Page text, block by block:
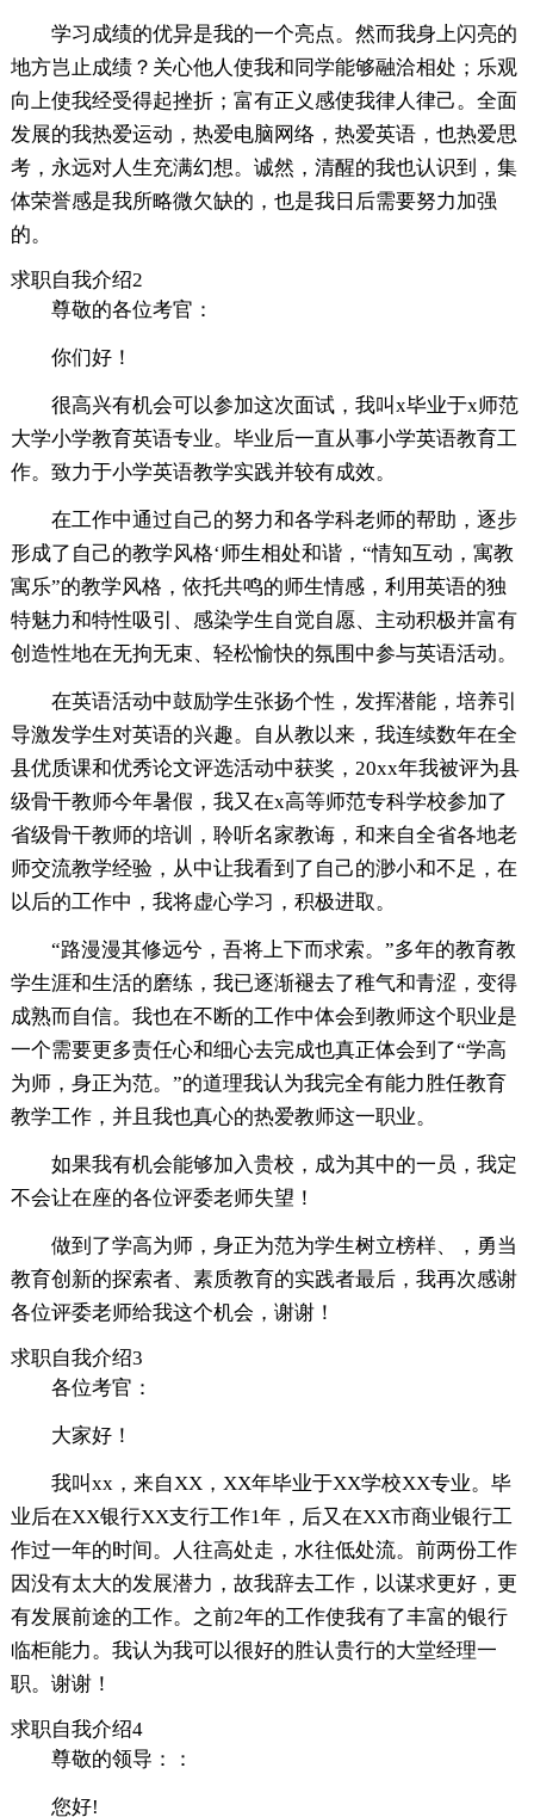
学习成绩的优异是我的一个亮点。然而我身上闪亮的
地方岂止成绩？关心他人使我和同学能够融洽相处；乐观
向上使我经受得起挫折；富有正义感使我律人律己。全面
发展的我热爱运动，热爱电脑网络，热爱英语，也热爱思
考，永远对人生充满幻想。诚然，清醒的我也认识到，集
体荣誉感是我所略微欠缺的，也是我日后需要努力加强
的。
求职自我介绍2
尊敬的各位考官：
你们好！
很高兴有机会可以参加这次面试，我叫x毕业于x师范
大学小学教育英语专业。毕业后一直从事小学英语教育工
作。致力于小学英语教学实践并较有成效。
在工作中通过自己的努力和各学科老师的帮助，逐步
形成了自己的教学风格‘师生相处和谐，“情知互动，寓教
寓乐”的教学风格，依托共鸣的师生情感，利用英语的独
特魅力和特性吸引、感染学生自觉自愿、主动积极并富有
创造性地在无拘无束、轻松愉快的氛围中参与英语活动。
在英语活动中鼓励学生张扬个性，发挥潜能，培养引
导激发学生对英语的兴趣。自从教以来，我连续数年在全
县优质课和优秀论文评选活动中获奖，20xx年我被评为县
级骨干教师今年暑假，我又在x高等师范专科学校参加了
省级骨干教师的培训，聆听名家教诲，和来自全省各地老
师交流教学经验，从中让我看到了自己的渺小和不足，在
以后的工作中，我将虚心学习，积极进取。
“路漫漫其修远兮，吾将上下而求索。”多年的教育教
学生涯和生活的磨练，我已逐渐褪去了稚气和青涩，变得
成熟而自信。我也在不断的工作中体会到教师这个职业是
一个需要更多责任心和细心去完成也真正体会到了“学高
为师，身正为范。”的道理我认为我完全有能力胜任教育
教学工作，并且我也真心的热爱教师这一职业。
如果我有机会能够加入贵校，成为其中的一员，我定
不会让在座的各位评委老师失望！
做到了学高为师，身正为范为学生树立榜样、，勇当
教育创新的探索者、素质教育的实践者最后，我再次感谢
各位评委老师给我这个机会，谢谢！
求职自我介绍3
各位考官：
大家好！
我叫xx，来自XX，XX年毕业于XX学校XX专业。毕
业后在XX银行XX支行工作1年，后又在XX市商业银行工
作过一年的时间。人往高处走，水往低处流。前两份工作
因没有太大的发展潜力，故我辞去工作，以谋求更好，更
有发展前途的工作。之前2年的工作使我有了丰富的银行
临柜能力。我认为我可以很好的胜认贵行的大堂经理一
职。谢谢！
求职自我介绍4
尊敬的领导：：
您好!